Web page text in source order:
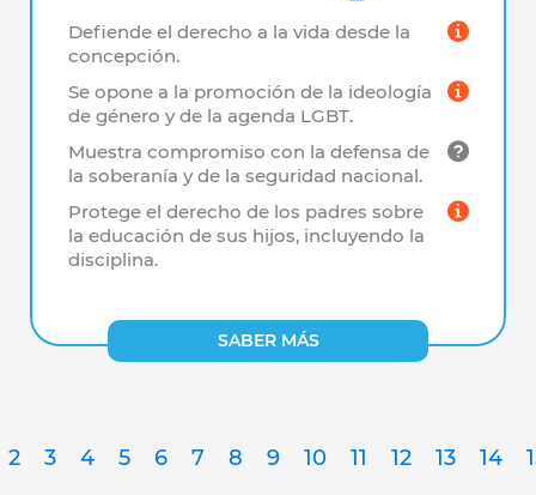
Defiende el derecho a la vida desde la
concepción.
Se opone a la promoción de la ideología
de género y de la agenda LGBT.
Muestra compromiso con la defensa de
la soberanía y de la seguridad nacional.
Protege el derecho de los padres sobre
la educación de sus hijos, incluyendo la
disciplina.
SABER MÁS
2 3 4 5 6 7 8 9 10 11 12 13 14